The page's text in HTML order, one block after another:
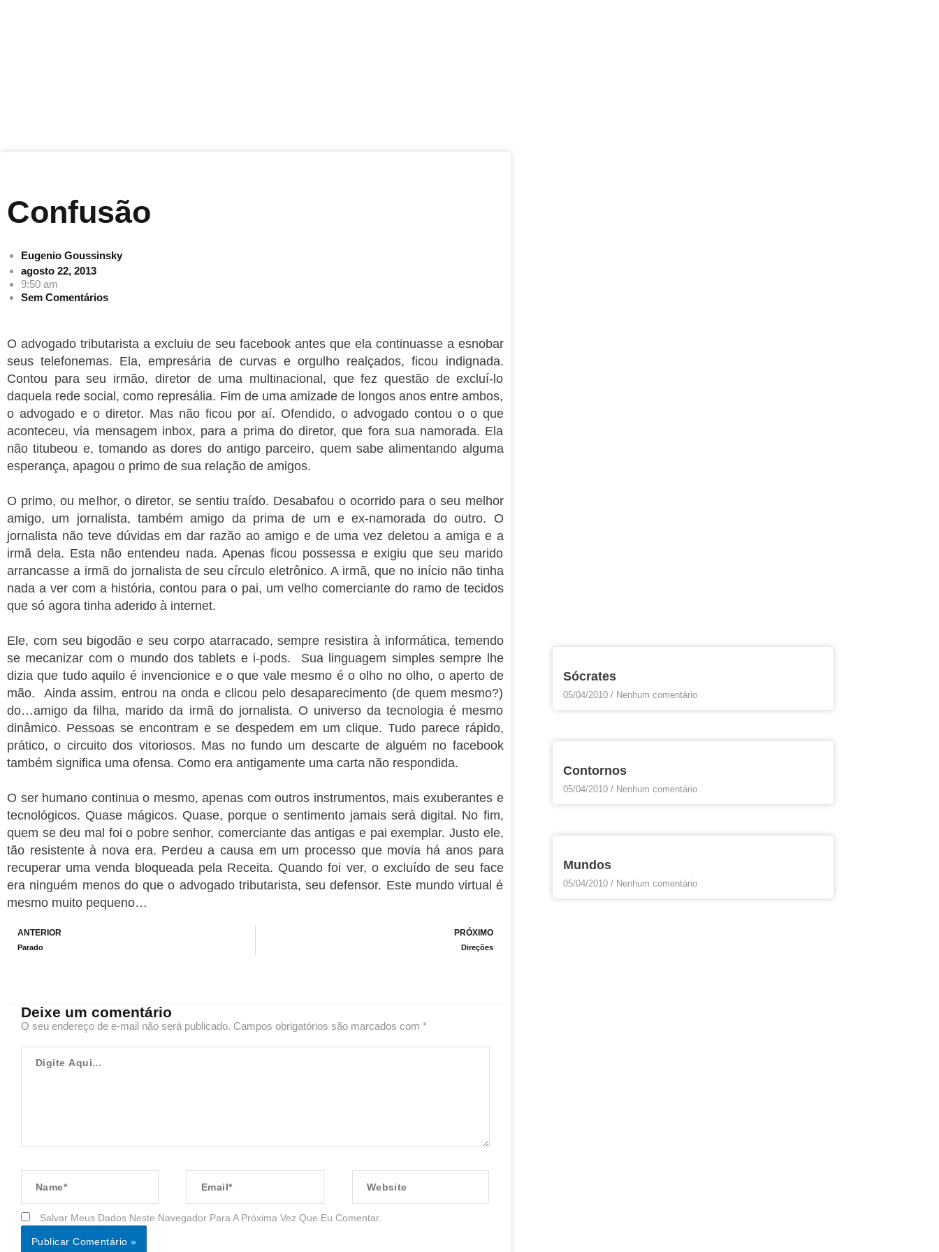
Confusão
Eugenio Goussinsky
agosto 22, 2013
9:50 am
Sem Comentários
O advogado tributarista a excluiu de seu facebook antes que ela continuasse a esnobar
seus telefonemas. Ela, empresária de curvas e orgulho realçados, ficou indignada.
Contou para seu irmão, diretor de uma multinacional, que fez questão de excluí-lo
daquela rede social, como represália. Fim de uma amizade de longos anos entre ambos,
o advogado e o diretor. Mas não ficou por aí. Ofendido, o advogado contou o o que
aconteceu, via mensagem inbox, para a prima do diretor, que fora sua namorada. Ela
não titubeou e, tomando as dores do antigo parceiro, quem sabe alimentando alguma
esperança, apagou o primo de sua relação de amigos.
O primo, ou melhor, o diretor, se sentiu traído. Desabafou o ocorrido para o seu melhor
amigo, um jornalista, também amigo da prima de um e ex-namorada do outro. O
jornalista não teve dúvidas em dar razão ao amigo e de uma vez deletou a amiga e a
irmã dela. Esta não entendeu nada. Apenas ficou possessa e exigiu que seu marido
arrancasse a irmã do jornalista de seu círculo eletrônico. A irmã, que no início não tinha
nada a ver com a história, contou para o pai, um velho comerciante do ramo de tecidos
que só agora tinha aderido à internet.
Ele, com seu bigodão e seu corpo atarracado, sempre resistira à informática, temendo
se mecanizar com o mundo dos tablets e i-pods. Sua linguagem simples sempre lhe
dizia que tudo aquilo é invencionice e o que vale mesmo é o olho no olho, o aperto de
mão. Ainda assim, entrou na onda e clicou pelo desaparecimento (de quem mesmo?)
do…amigo da filha, marido da irmã do jornalista. O universo da tecnologia é mesmo
dinâmico. Pessoas se encontram e se despedem em um clique. Tudo parece rápido,
prático, o circuito dos vitoriosos. Mas no fundo um descarte de alguém no facebook
também significa uma ofensa. Como era antigamente uma carta não respondida.
O ser humano continua o mesmo, apenas com outros instrumentos, mais exuberantes e
tecnológicos. Quase mágicos. Quase, porque o sentimento jamais será digital. No fim,
quem se deu mal foi o pobre senhor, comerciante das antigas e pai exemplar. Justo ele,
tão resistente à nova era. Perdeu a causa em um processo que movia há anos para
recuperar uma venda bloqueada pela Receita. Quando foi ver, o excluído de seu face
era ninguém menos do que o advogado tributarista, seu defensor. Este mundo virtual é
mesmo muito pequeno…
Prev
ANTERIOR
Parado
PRÓXIMO
Direções
Deixe um comentário
O seu endereço de e-mail não será publicado. Campos obrigatórios são marcados com *
Aqui...
Salvar Meus Dados Neste Navegador Para A Próxima Vez Que Eu Comentar.
Sócrates
05/04/2010 Nenhum comentário
Contornos
05/04/2010 Nenhum comentário
Mundos
05/04/2010 Nenhum comentário